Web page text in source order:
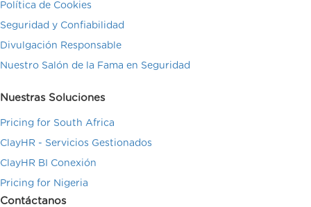
Política de Cookies
Seguridad y Confiabilidad
Divulgación Responsable
Nuestro Salón de la Fama en Seguridad
Nuestras Soluciones
Pricing for South Africa
ClayHR - Servicios Gestionados
ClayHR BI Conexión
Pricing for Nigeria
Contáctanos